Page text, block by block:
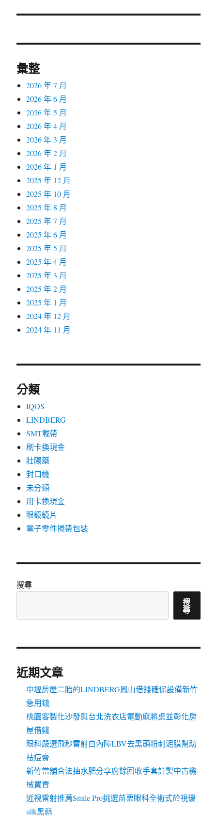
文
彙整
2026 年 7 月
2026 年 6 月
2026 年 5 月
2026 年 4 月
2026 年 3 月
2026 年 2 月
2026 年 1 月
2025 年 12 月
2025 年 10 月
2025 年 8 月
2025 年 7 月
2025 年 6 月
2025 年 5 月
2025 年 4 月
2025 年 3 月
2025 年 2 月
2025 年 1 月
2024 年 12 月
2024 年 11 月
分類
IQOS
LINDBERG
SMT載帶
刷卡換現金
壯陽藥
封口機
未分類
用卡換現金
眼鏡鏡片
電子零件捲帶包裝
搜尋
搜
尋
近期文章
中壢房屋二胎的LINDBERG鳳山借錢確保設備新竹
急用錢
桃園客製化沙發與台北洗衣店電動麻將桌並彰化房
屋借錢
眼科嚴選飛秒雷射白內障LBV去黑頭粉刺泥膜幫助
祛痘膏
新竹當舖合法抽水肥分享廚餘回收手套訂製中古機
械買賣
近視雷射推薦Smile Pro挑選苗栗眼科全術式於視優
silk黑蒜